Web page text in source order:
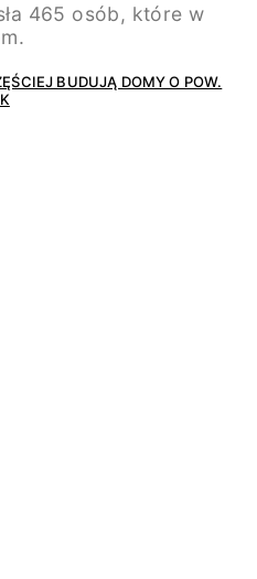
465 osób, które w
BUDUJĄ DOMY O POW.